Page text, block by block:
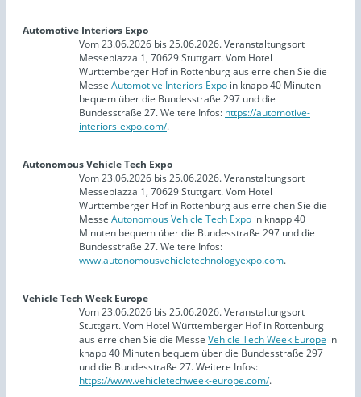
Automotive Interiors Expo
Vom 23.06.2026 bis 25.06.2026. Veranstaltungsort
Messepiazza 1, 70629 Stuttgart. Vom Hotel
Württemberger Hof in Rottenburg aus erreichen Sie die
Messe Automotive Interiors Expo in knapp 40 Minuten
bequem über die Bundesstraße 297 und die
Bundesstraße 27. Weitere Infos: https://automotive-
interiors-expo.com/.
Autonomous Vehicle Tech Expo
Vom 23.06.2026 bis 25.06.2026. Veranstaltungsort
Messepiazza 1, 70629 Stuttgart. Vom Hotel
Württemberger Hof in Rottenburg aus erreichen Sie die
Messe Autonomous Vehicle Tech Expo in knapp 40
Minuten bequem über die Bundesstraße 297 und die
Bundesstraße 27. Weitere Infos:
www.autonomousvehicletechnologyexpo.com.
Vehicle Tech Week Europe
Vom 23.06.2026 bis 25.06.2026. Veranstaltungsort
Stuttgart. Vom Hotel Württemberger Hof in Rottenburg
aus erreichen Sie die Messe Vehicle Tech Week Europe in
knapp 40 Minuten bequem über die Bundesstraße 297
und die Bundesstraße 27. Weitere Infos:
https://www.vehicletechweek-europe.com/.